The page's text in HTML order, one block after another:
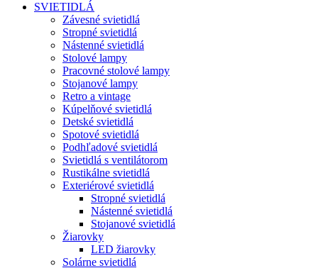
SVIETIDLÁ
Závesné svietidlá
Stropné svietidlá
Nástenné svietidlá
Stolové lampy
Pracovné stolové lampy
Stojanové lampy
Retro a vintage
Kúpelňové svietidlá
Detské svietidlá
Spotové svietidlá
Podhľadové svietidlá
Svietidlá s ventilátorom
Rustikálne svietidlá
Exteriérové svietidlá
Stropné svietidlá
Nástenné svietidlá
Stojanové svietidlá
Žiarovky
LED žiarovky
Solárne svietidlá